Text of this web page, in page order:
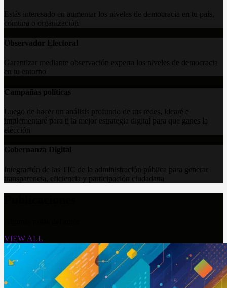
Estás interesado en aumentar los niveles de democracia en tu país,
comuna o organización
Observador Electoral
Garantizar mediante observación experta los niveles de democracia
en tu entorno
Campañas políticas
Luego de hacer un análisis profundo de tus redes, idearé e
implementaré para ti la mejor estrategia digital para que ganes la
elección
Gobernanza Digital
Integración de las TIC de la administración pública para generar
transparencia, eficiencia y participación ciudadana
VIEW ALL